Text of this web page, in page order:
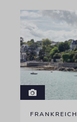
FRANKREICH